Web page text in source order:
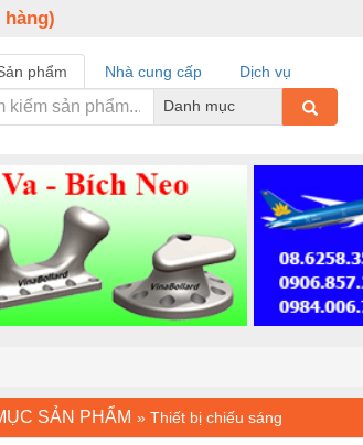
hàng)
phẩm Nhà cung cấp
Dịch vụ
Danh mục
SẢN PHẨM » Thiết bị chiếu sáng